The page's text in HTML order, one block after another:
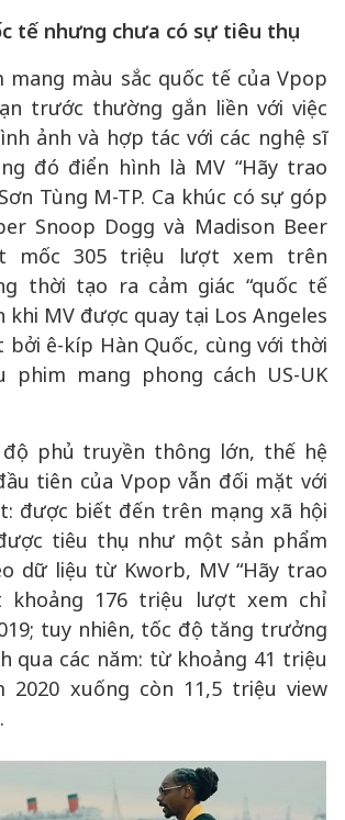
tế nhưng chưa có sự tiêu thụ
mang màu sắc quốc tế của Vpop
trước thường gắn liền với việc
ảnh và hợp tác với các nghệ sĩ
đó điển hình là MV “Hãy trao
Tùng M-TP. Ca khúc có sự góp
Snoop Dogg và Madison Beer
mốc 305 triệu lượt xem trên
thời tạo ra cảm giác “quốc tế
khi MV được quay tại Los Angeles
bởi ê-kíp Hàn Quốc, cùng với thời
phim mang phong cách US-UK
phủ truyền thông lớn, thế hệ
tiên của Vpop vẫn đối mặt với
được biết đến trên mạng xã hội
tiêu thụ như một sản phẩm
dữ liệu từ Kworb, MV “Hãy trao
khoảng 176 triệu lượt xem chỉ
tuy nhiên, tốc độ tăng trưởng
qua các năm: từ khoảng 41 triệu
2020 xuống còn 11,5 triệu view